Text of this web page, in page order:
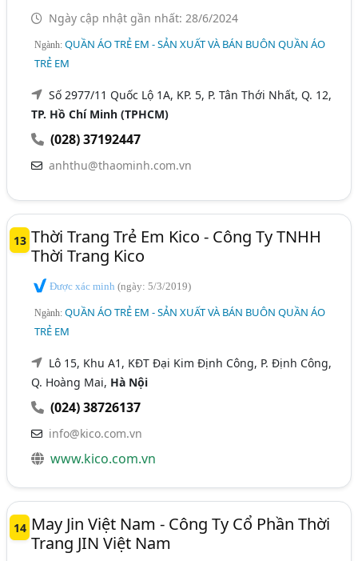
Ngày cập nhật gần nhất: 28/6/2024
Ngành:QUẦN ÁO TRẺ EM - SẢN XUẤT VÀ BÁN BUÔN QUẦN ÁO
TRẺ EM
Số 2977/11 Quốc Lộ 1A, KP. 5, P. Tân Thới Nhất, Q. 12,
TP. Hồ Chí Minh (TPHCM)
(028) 37192447
anhthu@thaominh.com.vn
13 Thời Trang Trẻ Em Kico - Công Ty TNHH
Thời Trang Kico
Được xác minh(ngày: 5/3/2019)
Ngành:QUẦN ÁO TRẺ EM - SẢN XUẤT VÀ BÁN BUÔN QUẦN ÁO
TRẺ EM
Lô 15, Khu A1, KĐT Đại Kim Định Công, P. Định Công,
Q. Hoàng Mai, Hà Nội
(024) 38726137
info@kico.com.vn
www.kico.com.vn
14 May Jin Việt Nam - Công Ty Cổ Phần Thời
Trang JIN Việt Nam